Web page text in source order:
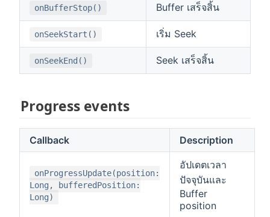
onBufferStop() Buffer เสร็จสิ้น
onSeekStart() เริ่ม Seek
onSeekEnd() Seek เสร็จสิ้น
Progress events
Callback Description
onProgressUpdate(position:
Long, bufferedPosition:
Long)
อัปเดตเวลา
ปัจจุบันและ
Buffer
position